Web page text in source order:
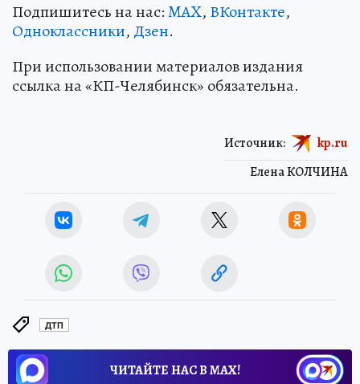
Подпишитесь на нас:MAX, ВКонтакте,
Одноклассники, Дзен.
При использовании материалов издания
ссылка на «КП-Челябинск» обязательна.
Елена КОЛЧИНА
Источник: kp.ru
ДТП
ЧИТАЙТЕ НАС В МАХ!